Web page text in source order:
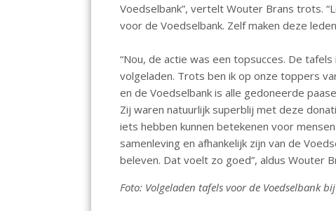
Voedselbank”, vertelt Wouter Brans trots.
voor de Voedselbank. Zelf maken deze
“Nou, de actie was een topsucces. De
volgeladen. Trots ben ik op onze toppers
en de Voedselbank is alle gedoneerde
Zij waren natuurlijk superblij met deze
iets hebben kunnen betekenen voor
samenleving en afhankelijk zijn van de
beleven. Dat voelt zo goed”, aldus Wouter
Foto: Volgeladen tafels voor de Voedselbank